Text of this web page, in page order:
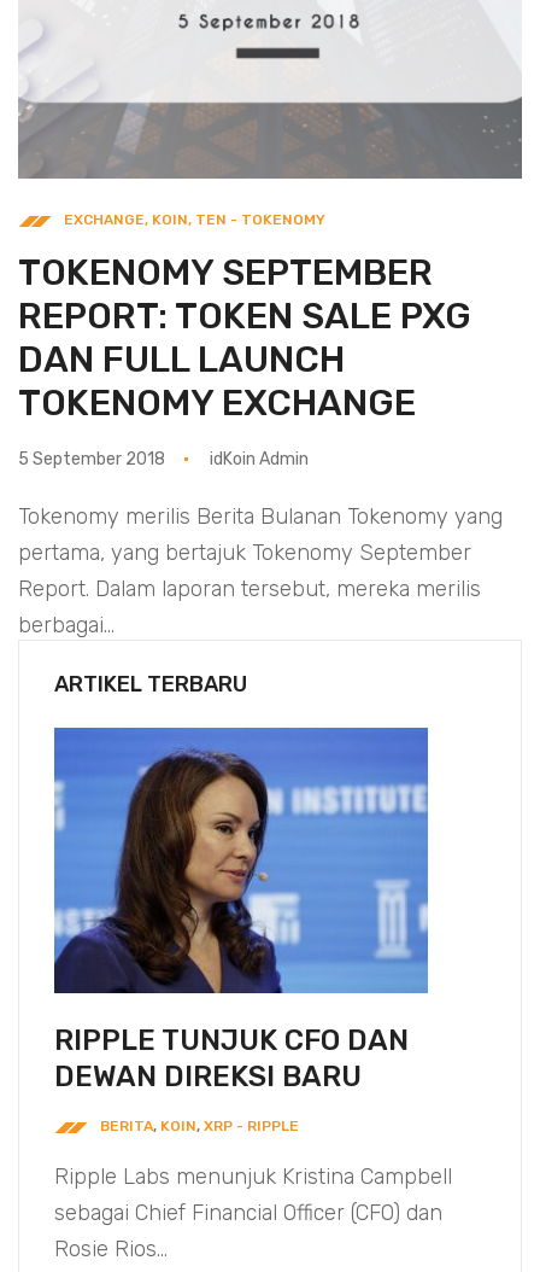
EXCHANGE, KOIN, TEN - TOKENOMY
TOKENOMY SEPTEMBER
REPORT: TOKEN SALE PXG
DAN FULL LAUNCH
TOKENOMY EXCHANGE
5 September 2018 idKoin Admin
Tokenomy merilis Berita Bulanan Tokenomy yang
pertama, yang bertajuk Tokenomy September
Report. Dalam laporan tersebut, mereka merilis
berbagai...
ARTIKEL TERBARU
RIPPLE TUNJUK CFO DAN
DEWAN DIREKSI BARU
BERITA, KOIN, XRP - RIPPLE
Ripple Labs menunjuk Kristina Campbell
sebagai Chief Financial Officer (CFO) dan
Rosie Rios...